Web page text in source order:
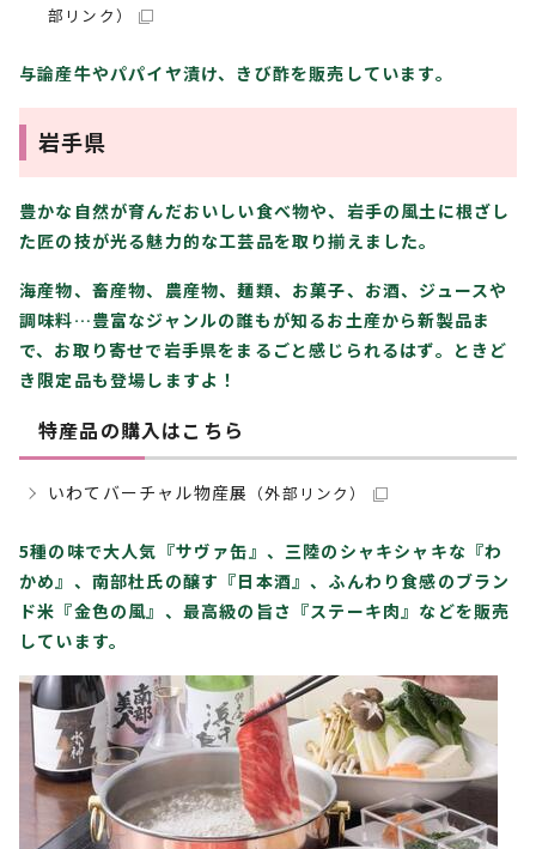
部リンク）
与論産牛やパパイヤ漬け、きび酢を販売しています。
岩手県
豊かな自然が育んだおいしい食べ物や、岩手の風土に根ざし
た匠の技が光る魅力的な工芸品を取り揃えました。
海産物、畜産物、農産物、麺類、お菓子、お酒、ジュースや
調味料…豊富なジャンルの誰もが知るお土産から新製品ま
で、お取り寄せで岩手県をまるごと感じられるはず。ときど
き限定品も登場しますよ！
特産品の購入はこちら
いわてバーチャル物産展 （外部リンク）
5種の味で大人気『サヴァ缶』、三陸のシャキシャキな『わ
かめ』、南部杜氏の醸す『日本酒』、ふんわり食感のブラン
ド米『金色の風』、最高級の旨さ『ステーキ肉』などを販売
しています。